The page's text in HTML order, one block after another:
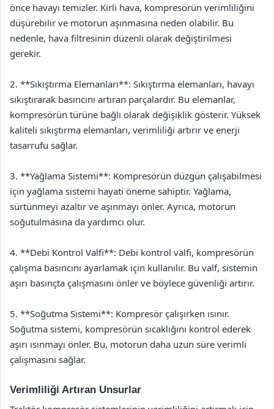
önce havayı temizler. Kirli hava, kompresörün verimliliğini
düşürebilir ve motorun aşınmasına neden olabilir. Bu
nedenle, hava filtresinin düzenli olarak değiştirilmesi
gerekir.
2. **Sıkıştırma Elemanları**: Sıkıştırma elemanları, havayı
sıkıştırarak basıncını artıran parçalardır. Bu elemanlar,
kompresörün türüne bağlı olarak değişiklik gösterir. Yüksek
kaliteli sıkıştırma elemanları, verimliliği artırır ve enerji
tasarrufu sağlar.
3. **Yağlama Sistemi**: Kompresörün düzgün çalışabilmesi
için yağlama sistemi hayati öneme sahiptir. Yağlama,
sürtünmeyi azaltır ve aşınmayı önler. Ayrıca, motorun
soğutulmasına da yardımcı olur.
4. **Debi Kontrol Valfi**: Debi kontrol valfi, kompresörün
çalışma basıncını ayarlamak için kullanılır. Bu valf, sistemin
aşırı basınçta çalışmasını önler ve böylece güvenliği artırır.
5. **Soğutma Sistemi**: Kompresör çalışırken ısınır.
Soğutma sistemi, kompresörün sıcaklığını kontrol ederek
aşırı ısınmayı önler. Bu, motorun daha uzun süre verimli
çalışmasını sağlar.
Verimliliği Artıran Unsurlar